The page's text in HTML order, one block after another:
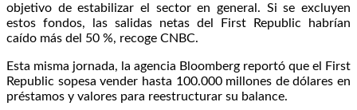
objetivo de estabilizar el sector en general. Si se excluyen
estos fondos, las salidas netas del First Republic habrían
caído más del 50 %, recoge CNBC.
Esta misma jornada, la agencia Bloomberg reportó que el First
Republic sopesa vender hasta 100.000 millones de dólares en
préstamos y valores para reestructurar su balance.